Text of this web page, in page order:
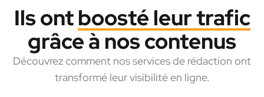
Ils ontboosté leur trafic
grâce à nos contenus
Découvrez comment nos services de rédaction ont
transformé leur visibilité en ligne.